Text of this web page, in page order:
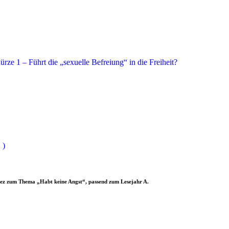
1 – Führt die „sexuelle Befreiung“ in die Freiheit?
)
zum Thema „Habt keine Angst“, passend zum Lesejahr A.